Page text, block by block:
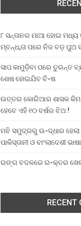
୮ ସନ୍ତାନର ମାଆ ହୋଇ
ମ୍ବନ୍ଧ,ତା ପରେ ନିଜ ବଡ଼ ପୁଅ
ସାପ କାମୁଡ଼ିବା ପରେ ତୁରନ୍ତ
ଶେଷ ହୋଇଯିବ ବି-ଷ
ଉତ୍ତର କୋରିଆର ଶାସକ କିମ
ହେବେ ଏହି ୧୦ ବର୍ଷର ଝିଅ !
ମଝି ସମୁଦ୍ରରୁ ଉ-ଦ୍ଧାର ହେଲା
ପାକିସ୍ତାନୀ ଓ ବାଂଲାଦେଶୀ ଭାଷା
ରଙ୍ଗ ବଦଳରେ ର-କ୍ତର
RECENT